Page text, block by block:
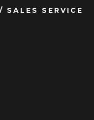
SALES SERVICE